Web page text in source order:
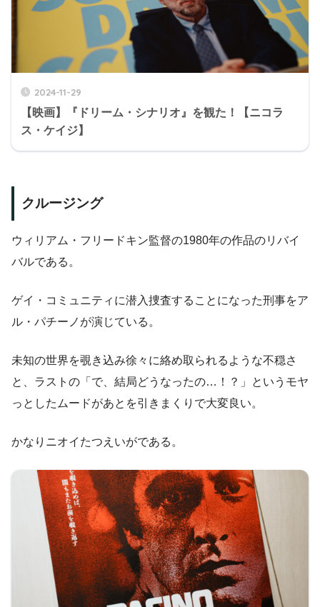
2024-11-29
【映画】『ドリーム・シナリオ』を観た！【ニコラ
ス・ケイジ】
クルージング
ウィリアム・フリードキン監督の1980年の作品のリバイ
バルである。
ゲイ・コミュニティに潜入捜査することになった刑事をア
ル・パチーノが演じている。
未知の世界を覗き込み徐々に絡め取られるような不穏さ
と、ラストの「で、結局どうなったの…！？」というモヤ
っとしたムードがあとを引きまくりで大変良い。
かなりニオイたつえいがである。